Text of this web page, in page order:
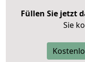
Füllen Sie jetzt
Sie